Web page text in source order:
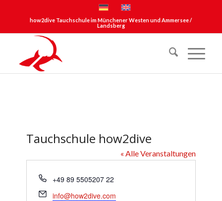
how2dive Tauchschule im Münchener Westen und Ammersee /
Landsberg
Tauchschule how2dive
« Alle Veranstaltungen
Telefon
+49 89 5505207 22
Email
info@how2dive.com